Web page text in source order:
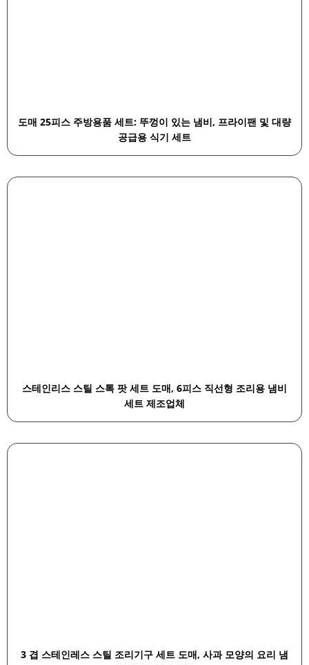
도매 25피스 주방용품 세트: 뚜껑이 있는 냄비, 프라이팬 및 대량
공급용 식기 세트
스테인리스 스틸 스톡 팟 세트 도매, 6피스 직선형 조리용 냄비
세트 제조업체
3 겹 스테인레스 스틸 조리기구 세트 도매, 사과 모양의 요리 냄